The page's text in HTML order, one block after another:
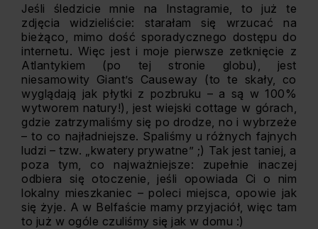
Jeśli śledzicie mnie na Instagramie, to już te
zdjęcia widzieliście: starałam się wrzucać na
bieżąco, mimo dość sporadycznego dostępu do
internetu. Więc jest i moje pierwsze zetknięcie z
Atlantykiem (po tej stronie globu), jest
niesamowity Giant’s Causeway (to te skały, co
wyglądają jak płytki z pozbruku – a są w 100%
wytworem natury!), jest wiejski cottage w górach,
gdzie zatrzymaliśmy się po drodze, no i wybrzeże
– to co najładniejsze. Spaliśmy u różnych fajnych
ludzi – tzw. „kwatery prywatne” ;) Tak jest taniej, a
poza tym, co najważniejsze: zupełnie inaczej
odbiera się otoczenie, jeśli opowiada Ci o nim
lokalny mieszkaniec – poleci miejsca, opowie jak
się żyje. A w Belfaście mamy przyjaciół, więc tam
to już w ogóle czuliśmy się jak w domu :)